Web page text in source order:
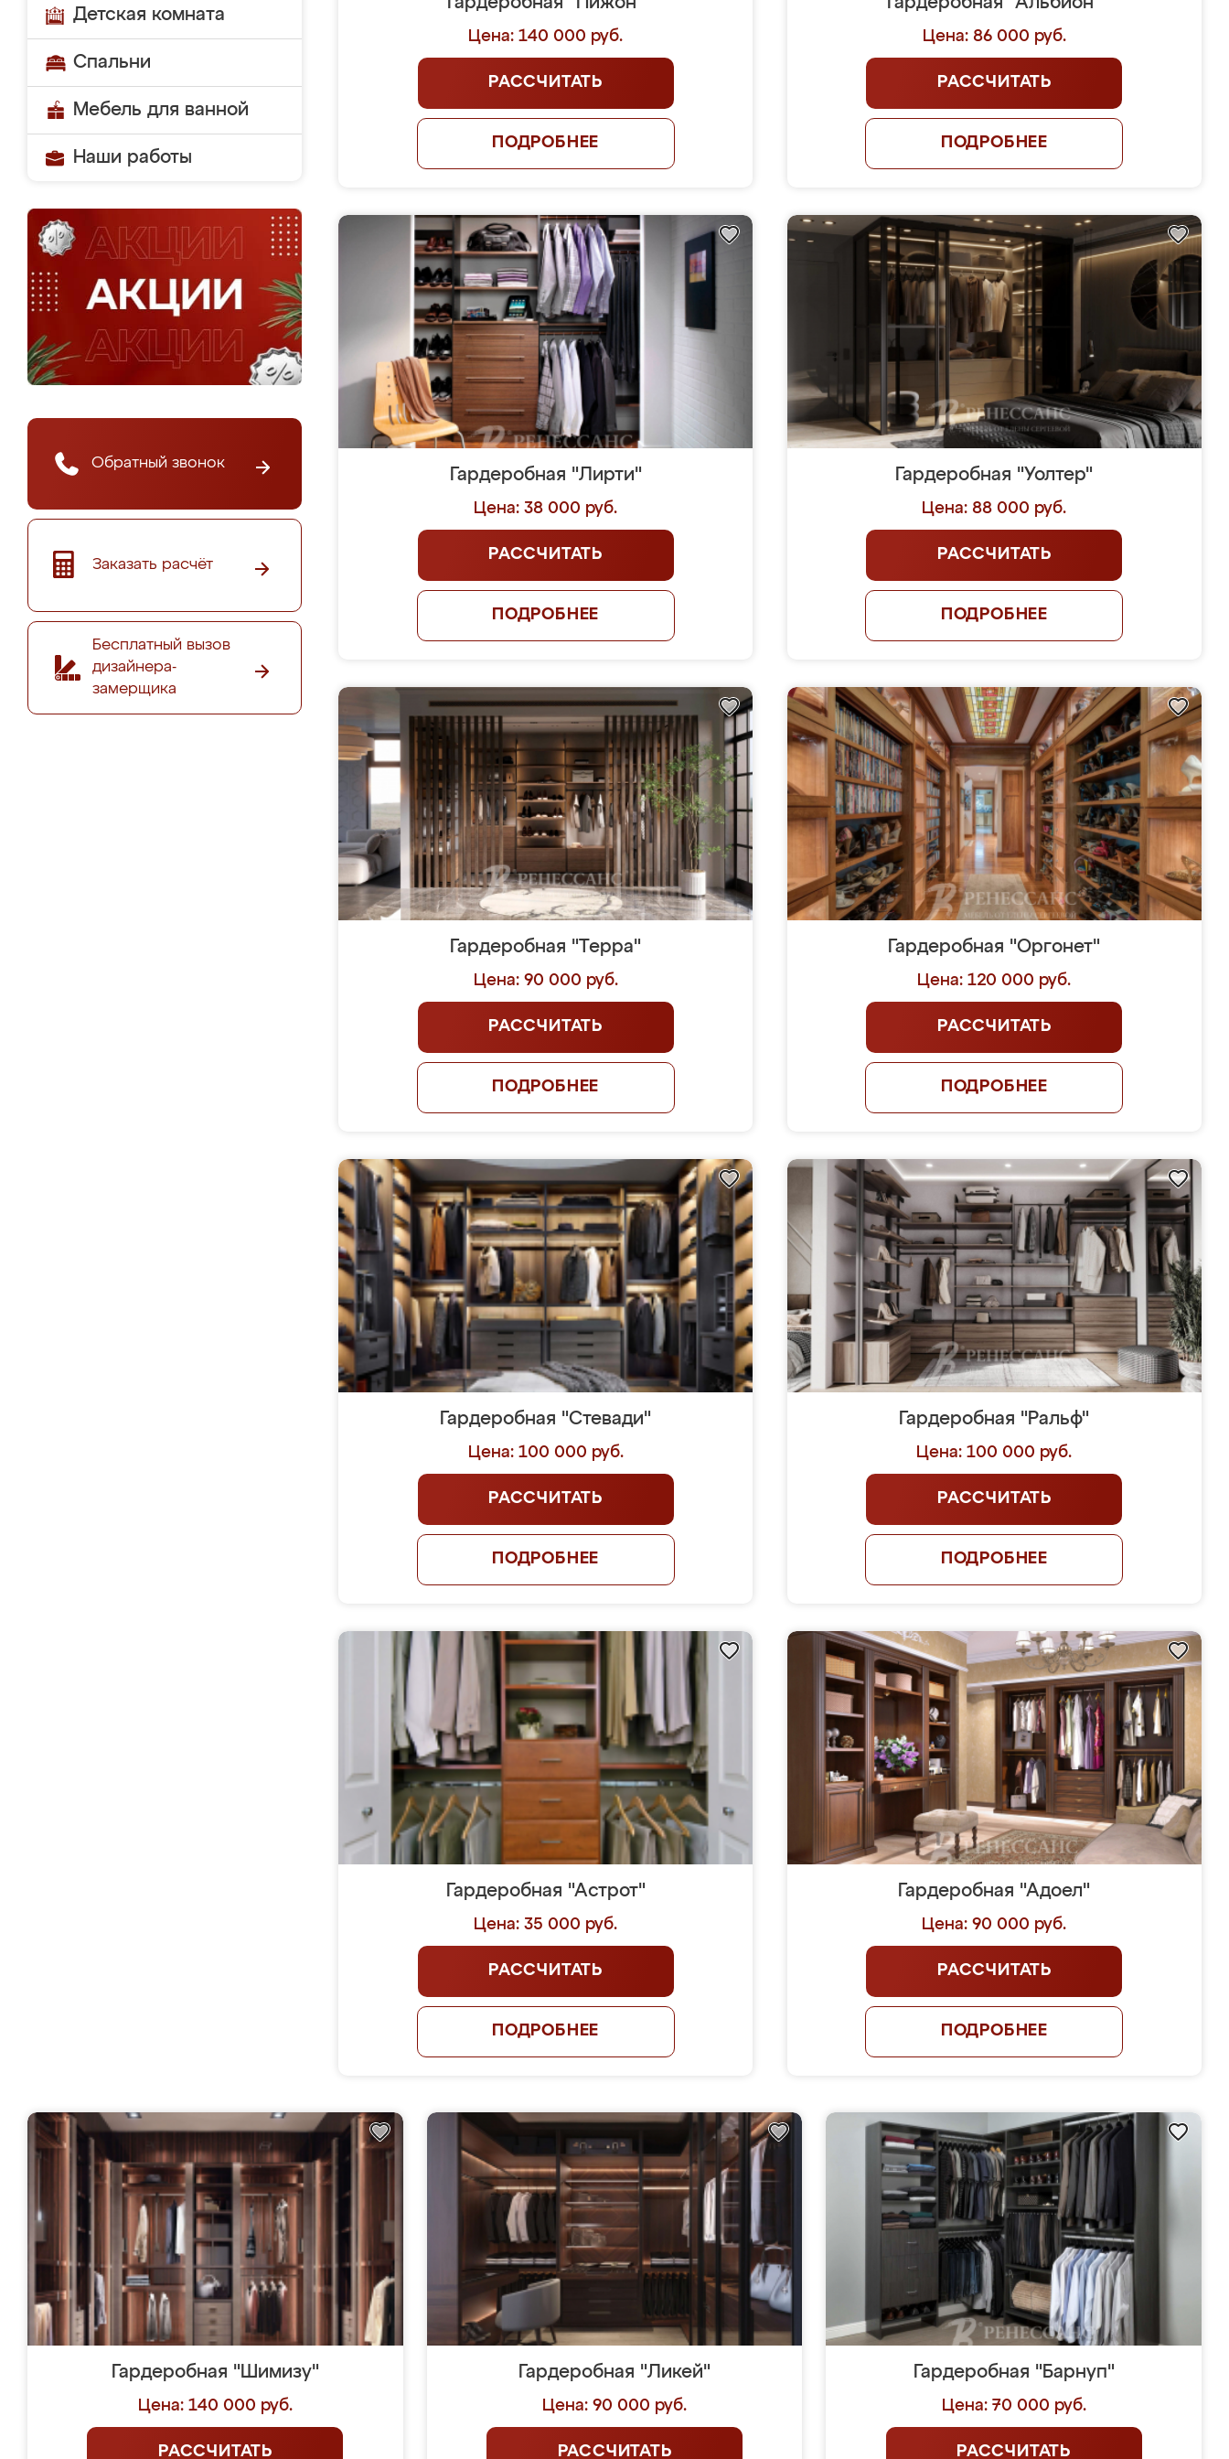
Детская комната
Спальни
Мебель для ванной
Наши работы
Обратный звонок
Заказать расчёт
Бесплатный вызов
дизайнера-
замерщика
Цена: 140 000 руб.
РАССЧИТАТЬ
ПОДРОБНЕЕ
Цена: 86 000 руб.
РАССЧИТАТЬ
ПОДРОБНЕЕ
Гардеробная "Лирти"
Цена: 38 000 руб.
РАССЧИТАТЬ
ПОДРОБНЕЕ
Гардеробная "Уолтер"
Цена: 88 000 руб.
РАССЧИТАТЬ
ПОДРОБНЕЕ
Гардеробная "Терра"
Цена: 90 000 руб.
РАССЧИТАТЬ
ПОДРОБНЕЕ
Гардеробная "Оргонет"
Цена: 120 000 руб.
РАССЧИТАТЬ
ПОДРОБНЕЕ
Гардеробная "Стевади"
Цена: 100 000 руб.
РАССЧИТАТЬ
ПОДРОБНЕЕ
Гардеробная "Ральф"
Цена: 100 000 руб.
РАССЧИТАТЬ
ПОДРОБНЕЕ
Гардеробная "Астрот"
Цена: 35 000 руб.
РАССЧИТАТЬ
ПОДРОБНЕЕ
Гардеробная "Адоел"
Цена: 90 000 руб.
РАССЧИТАТЬ
ПОДРОБНЕЕ
Гардеробная "Шимизу"
Цена: 140 000 руб.
РАССЧИТАТЬ
Гардеробная "Ликей"
Цена: 90 000 руб.
РАССЧИТАТЬ
Гардеробная "Барнуп"
Цена: 70 000 руб.
РАССЧИТАТЬ